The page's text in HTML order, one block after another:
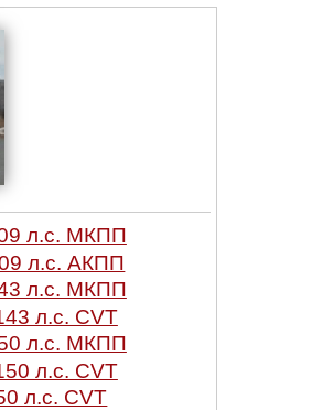
л.с. МКПП
л.с. АКПП
л.с. МКПП
л.с. CVT
л.с. МКПП
л.с. CVT
л.с. CVT